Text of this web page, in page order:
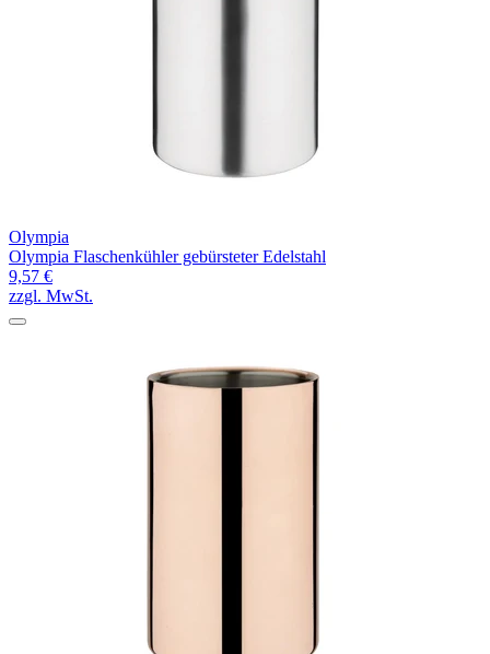
Olympia
Olympia Flaschenkühler gebürsteter Edelstahl
9,57 €
zzgl. MwSt.